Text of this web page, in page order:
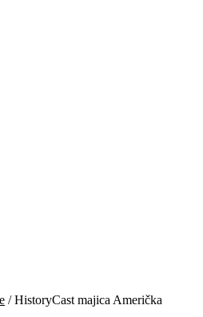
/ HistoryCast majica Američka